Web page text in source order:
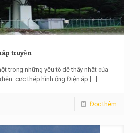
truyền
trong những yếu tố dễ thấy nhất của
cực thép hình ống Điện áp […]
Đọc thêm